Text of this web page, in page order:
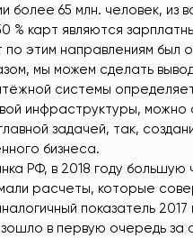
более 65 млн. человек, из
% карт являются
по этим направлениям
мы можем сделать
системы
инфраструктуры,
задачей, так,
бизнеса.
РФ, в 2018 году большую
расчеты, которые
показатель
в первую очередь за